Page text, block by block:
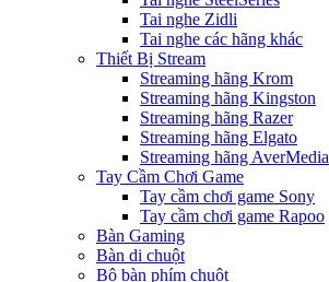
Tai nghe Zidli
Tai nghe các hãng khác
Thiết Bị Stream
Streaming hãng Krom
Streaming hãng Kingston
Streaming hãng Razer
Streaming hãng Elgato
Streaming hãng AverMedia
Tay Cầm Chơi Game
Tay cầm chơi game Sony
Tay cầm chơi game Rapoo
Bàn Gaming
Bàn di chuột
Bộ bàn phím chuột